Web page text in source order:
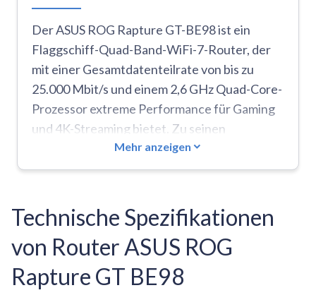
Der ASUS ROG Rapture GT-BE98 ist ein
Flaggschiff-Quad-Band-WiFi-7-Router, der
mit einer Gesamtdatenteilrate von bis zu
25.000 Mbit/s und einem 2,6 GHz Quad-Core-
Prozessor extreme Performance für Gaming
und 4K-Streaming bietet. Zu seinen
Hauptmerkmalen gehören die Unterstützung
der 320-MHz-Kanalbandbreite im 6-GHz-
Ports für maximale kabelgebundene
Konnektivität sowie acht externe Antennen
für eine hohe Signalstärke. Die wesentlichen
Vorteile liegen in der zukunftssicheren WiFi-
7-Technologie, den umfassenden Gaming-
Mehr anzeigen
Technische Spezifikationen
von Router ASUS ROG
Rapture GT BE98